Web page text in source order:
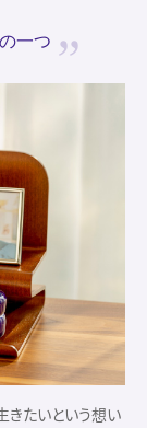
一つ
きたいという想い